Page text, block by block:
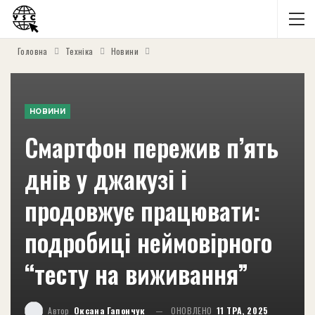
Головна Техніка Новини
НОВИНИ
Смартфон пережив п’ять
днів у джакузі і
продовжує працювати:
подробиці неймовірного
“тесту на виживання”
Автор Оксана Гапончук ОНОВЛЕНО 11 ТРА, 2025